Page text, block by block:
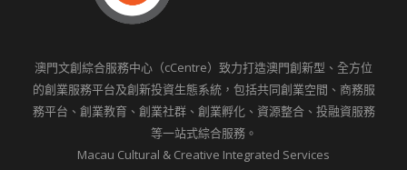
澳門文創綜合服務中心（cCentre）致力打造澳門創新型、全方位
的創業服務平台及創新投資生態系統，包括共同創業空間、商務服
務平台、創業教育、創業社群、創業孵化、資源整合、投融資服務
等一站式綜合服務。
Macau Cultural & Creative Integrated Services